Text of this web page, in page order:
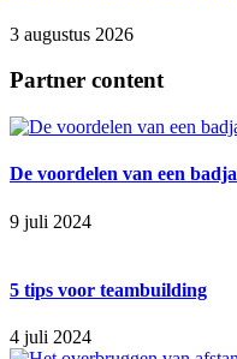
3 augustus 2026
Partner content
De voordelen van een
9 juli 2024
5 tips voor teambuilding
4 juli 2024